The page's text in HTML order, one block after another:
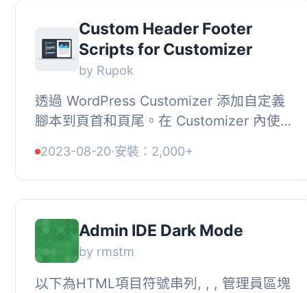
Custom Header Footer
Scripts for Customizer
by Rupok
透過 WordPress Customizer 添加自定義
腳本到頁首和頁尾。在 Customizer 內使
可以放置任何自定義 JavaScript、Google
A...
2023-08-20·安裝：2,000+
Admin IDE Dark Mode
by rmstm
以下為HTML項目符號串列, , , 管理員區塊